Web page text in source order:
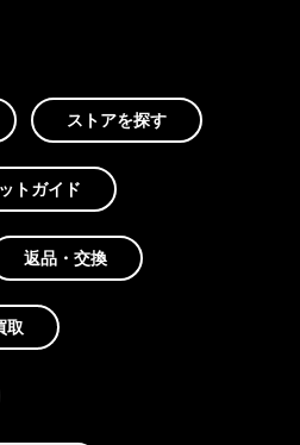
ストアを探す
トガイド
返品・交換
取